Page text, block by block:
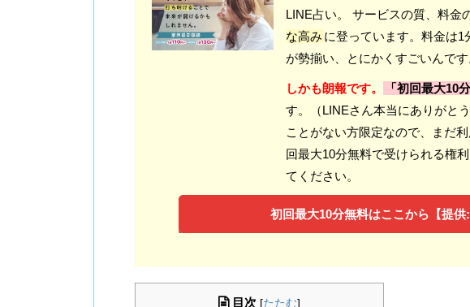
LINE占い。 サービスの質、料金
な高み に登っています。料金は
が勢揃い、とにかくすごいんです
しかも朗報です。 「初回最大10
す。（LINEさん本当にありがと
ことがない方限定なので、まだ
回最大10分無料で受けられる権
てください。
初回最大10分無料はここから【提
目次 [たたむ]